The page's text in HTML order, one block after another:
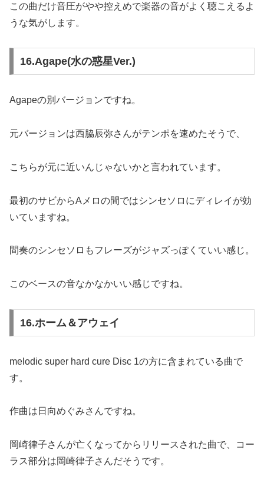
この曲だけ音圧がやや控えめで楽器の音がよく聴こえるよ
うな気がします。
16.Agape(水の惑星Ver.)
Agapeの別バージョンですね。
元バージョンは西脇辰弥さんがテンポを速めたそうで、
こちらが元に近いんじゃないかと言われています。
最初のサビからAメロの間ではシンセソロにディレイが効
いていますね。
間奏のシンセソロもフレーズがジャズっぽくていい感じ。
このベースの音なかなかいい感じですね。
16.ホーム＆アウェイ
melodic super hard cure Disc 1の方に含まれている曲で
す。
作曲は日向めぐみさんですね。
岡崎律子さんが亡くなってからリリースされた曲で、コー
ラス部分は岡崎律子さんだそうです。